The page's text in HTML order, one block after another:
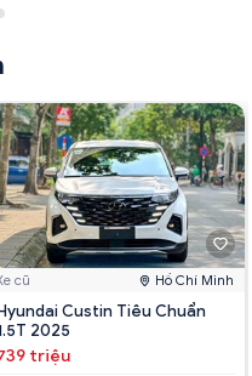
cũ Hồ Chí Minh
Custin Tiêu Chuẩn
2025
triệu